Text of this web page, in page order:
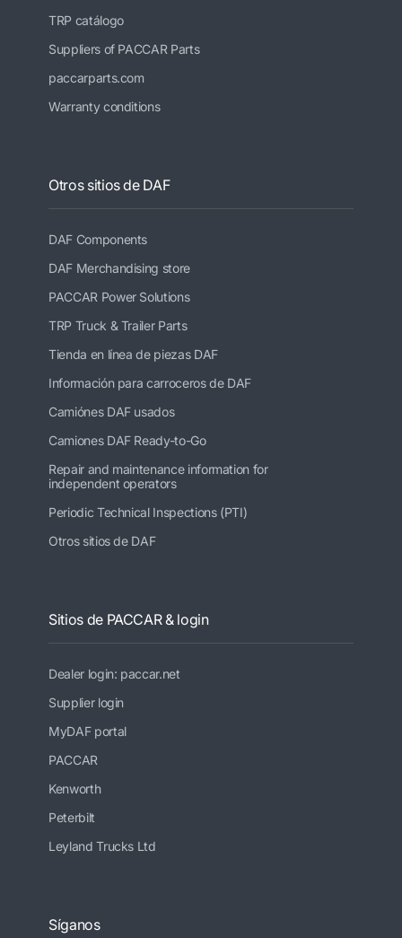
TRP catálogo
Suppliers of PACCAR Parts
paccarparts.com
Warranty conditions
Otros sitios de DAF
DAF Components
DAF Merchandising store
PACCAR Power Solutions
TRP Truck & Trailer Parts
Tienda en línea de piezas DAF
Información para carroceros de DAF
Camiónes DAF usados
Camiones DAF Ready-to-Go
Repair and maintenance information for
independent operators
Periodic Technical Inspections (PTI)
Otros sitios de DAF
Sitios de PACCAR & login
Dealer login: paccar.net
Supplier login
MyDAF portal
PACCAR
Kenworth
Peterbilt
Leyland Trucks Ltd
Síganos